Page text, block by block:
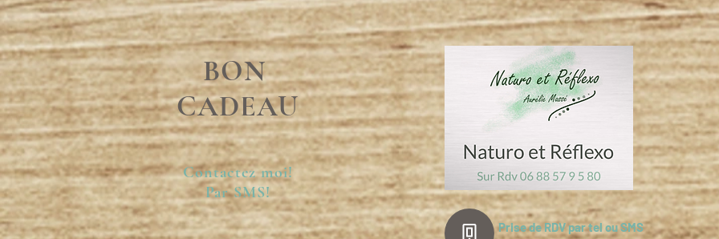
BON
CADEAU
Contactez moi!
Par SMS!
Prise de RDV par tel ou SMS